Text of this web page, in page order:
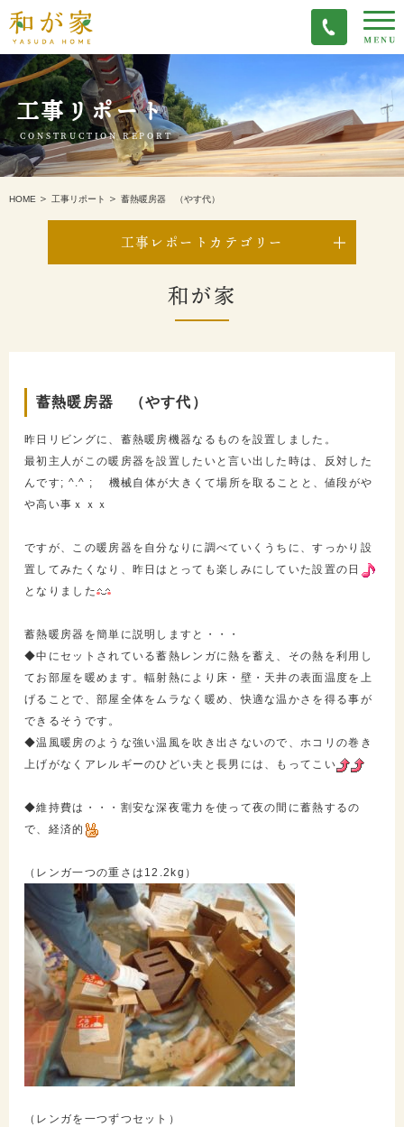
工事リポート
CONSTRUCTION REPORT
HOME 工事リポート 蓄熱暖房器 （やす代）
工事レポートカテゴリー
和が家
蓄熱暖房器 （やす代）
昨日リビングに、蓄熱暖房機器なるものを設置しました。
最初主人がこの暖房器を設置したいと言い出した時は、反対した
んです; ^.^ ; 機械自体が大きくて場所を取ることと、値段がや
や高い事ｘｘｘ
ですが、この暖房器を自分なりに調べていくうちに、すっかり設
置してみたくなり、昨日はとっても楽しみにしていた設置の日
となりました
蓄熱暖房器を簡単に説明しますと・・・
◆中にセットされている蓄熱レンガに熱を蓄え、その熱を利用し
てお部屋を暖めます。輻射熱により床・壁・天井の表面温度を上
げることで、部屋全体をムラなく暖め、快適な温かさを得る事が
できるそうです。
◆温風暖房のような強い温風を吹き出さないので、ホコリの巻き
上げがなくアレルギーのひどい夫と長男には、もってこい
◆維持費は・・・割安な深夜電力を使って夜の間に蓄熱するの
で、経済的
（レンガ一つの重さは12.2kg）
（レンガを一つずつセット）